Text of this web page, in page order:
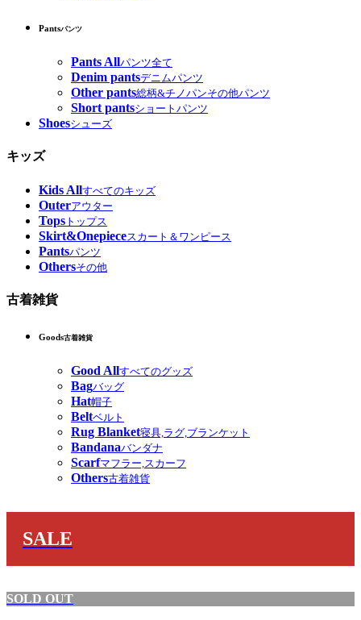
Pantsパンツ
Pants Allパンツ全て
Denim pantsデニムパンツ
Other pants総柄&チノパンその他パンツ
Short pantsショートパンツ
Shoesシューズ
キッズ
Kids Allすべてのキッズ
Outerアウター
Tops トップス
Skirt&Onepieceスカート＆ワンピース
Pantsパンツ
Othersその他
古着雑貨
Goods古着雑貨
Good Allすべてのグッズ
Bagバッグ
Hat帽子
Beltベルト
Rug Blanket寝具,ラグ,ブランケット
Bandanaバンダナ
Scarfマフラー,スカーフ
Others古着雑貨
SALE
SOLD OUT